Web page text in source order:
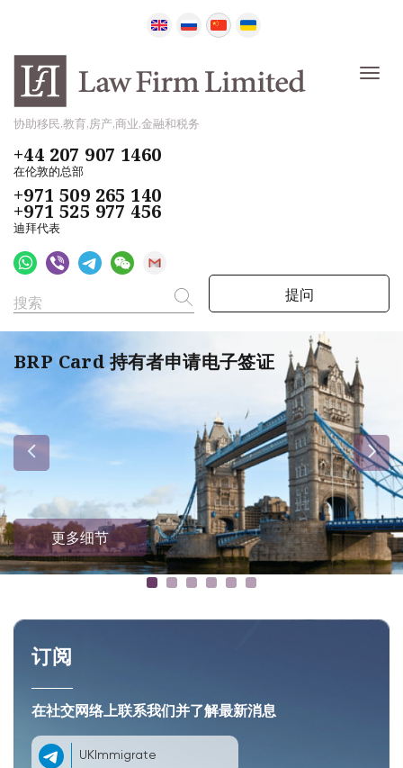
协助移民,教育,房产,商业,金融和税务
+44 207 907 1460
在伦敦的总部
+971 509 265 140
+971 525 977 456
迪拜代表
提问
BRP Card 持有者申请电子签证
更多细节
订阅
在社交网络上联系我们并了解最新消息
UKImmigrate